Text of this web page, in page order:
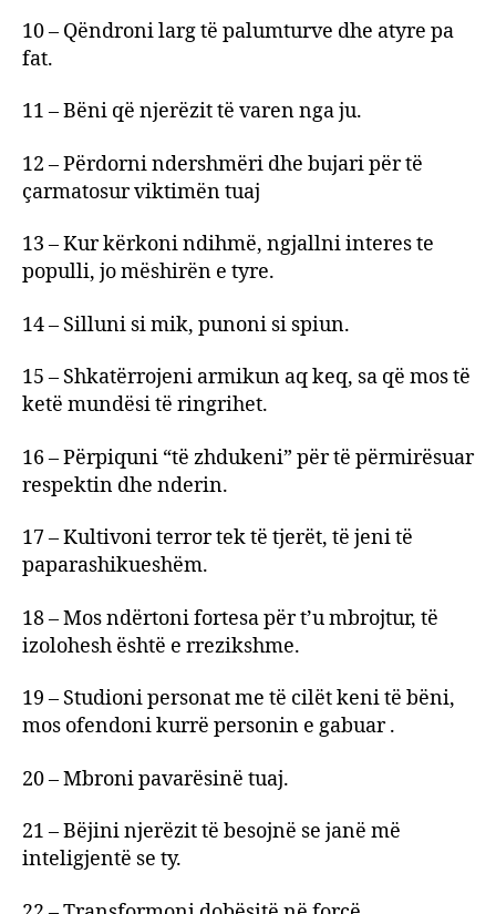
10 – Qëndroni larg të palumturve dhe atyre pa
fat.
11 – Bëni që njerëzit të varen nga ju.
12 – Përdorni ndershmëri dhe bujari për të
çarmatosur viktimën tuaj
13 – Kur kërkoni ndihmë, ngjallni interes te
populli, jo mëshirën e tyre.
14 – Silluni si mik, punoni si spiun.
15 – Shkatërrojeni armikun aq keq, sa që mos të
ketë mundësi të ringrihet.
16 – Përpiquni “të zhdukeni” për të përmirësuar
respektin dhe nderin.
17 – Kultivoni terror tek të tjerët, të jeni të
paparashikueshëm.
18 – Mos ndërtoni fortesa për t’u mbrojtur, të
izolohesh është e rrezikshme.
19 – Studioni personat me të cilët keni të bëni,
mos ofendoni kurrë personin e gabuar .
20 – Mbroni pavarësinë tuaj.
21 – Bëjini njerëzit të besojnë se janë më
inteligjentë se ty.